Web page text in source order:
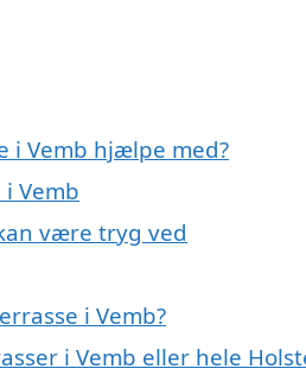
i Vemb hjælpe med?
Vemb
være tryg ved
i Vemb?
i Vemb eller hele